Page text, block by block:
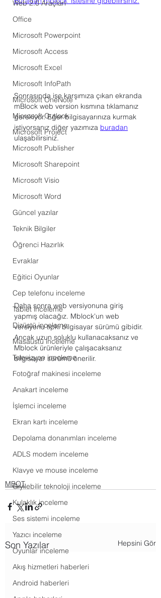
Web 2.0 Araçları
Office
Microsoft Powerpoint
Microsoft Access
Microsoft Excel
Microsoft InfoPath
Microsoft OneNote
Microsoft Outlook
Microsoft Project
Microsoft Publisher
Microsoft Sharepoint
Microsoft Visio
Microsoft Word
Güncel yazılar
Teknik Bilgiler
Öğrenci Hazırlık
Evraklar
Eğitici Oyunlar
Cep telefonu inceleme
Tablet inceleme
Dizüstü inceleme
Masaüstü inceleme
Televizyon inceleme
Fotoğraf makinesi inceleme
Anakart inceleme
İşlemci inceleme
Ekran kartı inceleme
Depolama donanımları inceleme
ADLS modem inceleme
Klavye ve mouse inceleme
Giyilebilir teknoloji inceleme
Kulaklık inceleme
Ses sistemi inceleme
Yazıcı inceleme
Oyunlar inceleme
Akış hizmetleri haberleri
Android haberleri
Sonrasında ise karşımıza çıkan ekranda
mBlock web version kısmına tıklamanız
gerekiyor. Eğer bilgisayarınıza kurmak
istiyorsanız diğer yazımıza buradan
ulaşabilirsiniz.
Daha sonra web versiyonuna giriş
yapmış olacağız. Mblock'un web
versiyonu tıpkı bilgisayar sürümü gibidir.
Ancak uzun soluklu kullanacaksanız ve
Mblock ürünleriyle çalışacaksanız
bilgisayar sürümü önerilir.
MBOT
Son Yazılar Hepsini Gör